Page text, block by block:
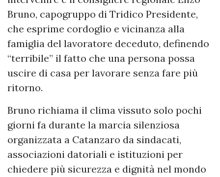
Bruno, capogruppo di Tridico Presidente,
che esprime cordoglio e vicinanza alla
famiglia del lavoratore deceduto, definendo
“terribile” il fatto che una persona possa
uscire di casa per lavorare senza fare più
ritorno.
Bruno richiama il clima vissuto solo pochi
giorni fa durante la marcia silenziosa
organizzata a Catanzaro da sindacati,
associazioni datoriali e istituzioni per
chiedere più sicurezza e dignità nel mondo